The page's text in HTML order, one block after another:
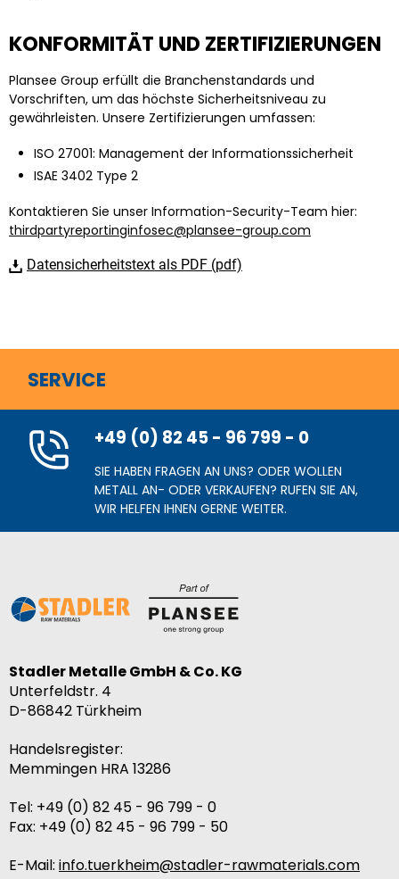
KONFORMITÄT UND ZERTIFIZIERUNGEN
Plansee Group erfüllt die Branchenstandards und
Vorschriften, um das höchste Sicherheitsniveau zu
gewährleisten. Unsere Zertifizierungen umfassen:
ISO 27001: Management der Informationssicherheit
ISAE 3402 Type 2
Kontaktieren Sie unser Information-Security-Team hier:
thirdpartyreportinginfosec@plansee-group.com
Datensicherheitstext als PDF (pdf)
SERVICE
+49 (0) 82 45 - 96 799 - 0
SIE HABEN FRAGEN AN UNS? ODER WOLLEN
METALL AN- ODER VERKAUFEN? RUFEN SIE AN,
WIR HELFEN IHNEN GERNE WEITER.
Stadler Metalle GmbH & Co. KG
Unterfeldstr. 4
D-86842 Türkheim
Handelsregister:
Memmingen HRA 13286
Tel: +49 (0) 82 45 - 96 799 - 0
Fax: +49 (0) 82 45 - 96 799 - 50
E-Mail: info.tuerkheim@stadler-rawmaterials.com